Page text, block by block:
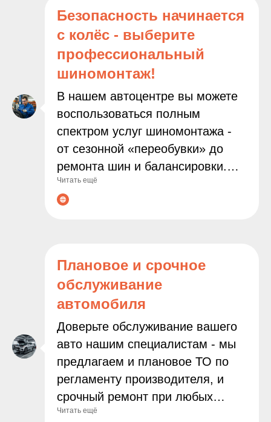
Безопасность начинается
с колёс - выберите
профессиональный
шиномонтаж!
В нашем автоцентре вы можете
воспользоваться полным
спектром услуг шиномонтажа -
от сезонной «переобувки» до
ремонта шин и балансировки.
Мы используем современное
оборудование и работаем только
безопасность результата.
Доверяя нам заботу о колёсах
вашего автомобиля, вы можете
быть уверены в
профессионализме наших
мастеров и внимательном
подходе к каждой задаче.
Читать ещё
Плановое и срочное
обслуживание
автомобиля
Доверьте обслуживание вашего
авто нашим специалистам - мы
предлагаем и плановое ТО по
регламенту производителя, и
срочный ремонт при любых
неполадках. Современное
Читать ещё